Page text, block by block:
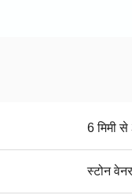
6 मिमी
स्टोन